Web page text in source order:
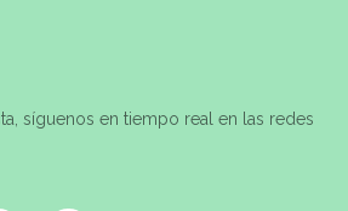
síguenos en tiempo real en las redes